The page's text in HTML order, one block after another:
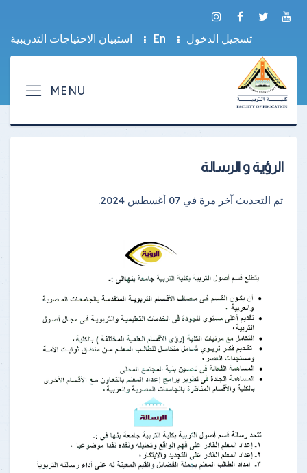
تسجيل الدخول En استبيان الاحتياجات التدريبية
الرؤية و الرسالة
تم التحديث آخر مرة في 07 أغسطس 2024 .